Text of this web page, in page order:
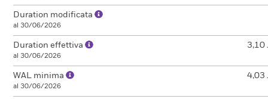
Duration modificata
al 30/06/2026
Duration effettiva
al 30/06/2026
3,10
WAL minima
al 30/06/2026
4,03